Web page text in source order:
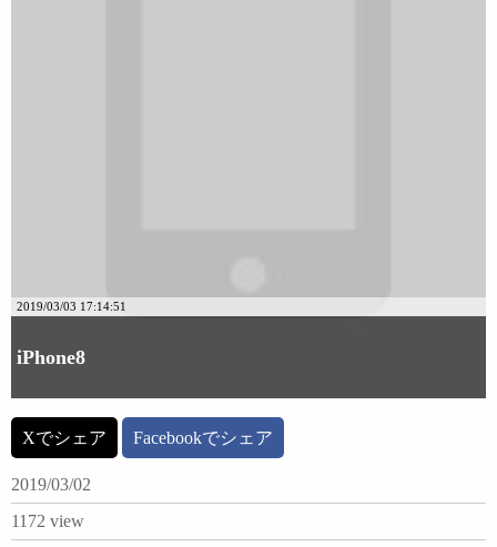
2019/03/03 17:14:51
iPhone8
Xでシェア Facebookでシェア
2019/03/02
1172 view